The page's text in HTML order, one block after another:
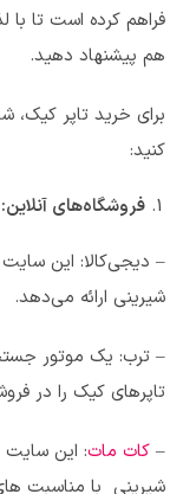
فراهم کرده است تا
هم پیشنهاد دهید.
برای خرید تاپر کیک،
کنید:
فروشگاه‌های آنلاین:
– دیجی‌کالا: این
شیرینی ارائه می‌دهد.
– ترب: یک موتور
تاپرهای کیک را در
– کات مات: این
شیرینی با مناسبت